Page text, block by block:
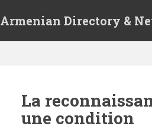
Armenian Directory &
La
une condition